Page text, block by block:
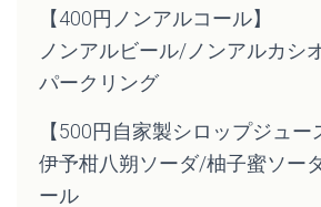
【400円ノンアルコール】
ノンアルビール/ノンアルカシ
パークリング
【500円自家製シロップジュー
伊予柑八朔ソーダ/柚子蜜ソー
ール